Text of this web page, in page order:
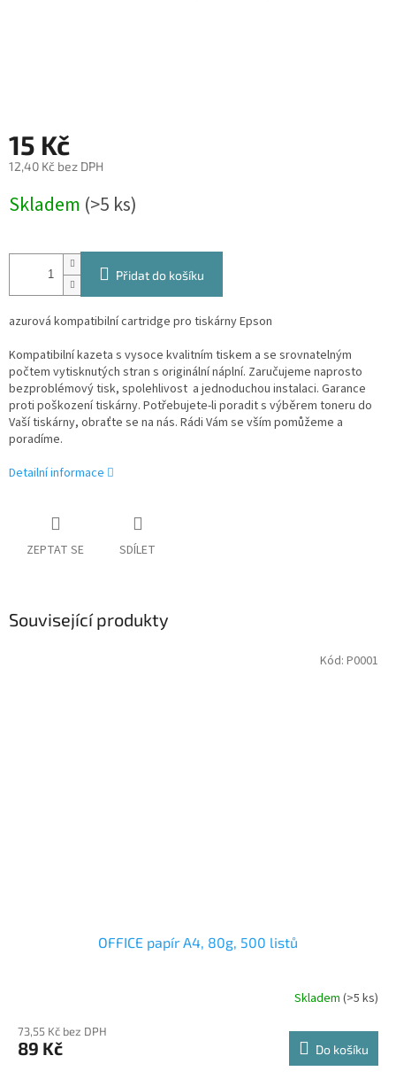
15 Kč
12,40 Kč bez DPH
cena:
Skladem (>5 ks)
Přidat do košíku
azurová kompatibilní cartridge pro tiskárny Epson
Kompatibilní kazeta s vysoce kvalitním tiskem a se srovnatelným
počtem vytisknutých stran s originální náplní. Zaručujeme naprosto
bezproblémový tisk, spolehlivost a jednoduchou instalaci. Garance
proti poškození tiskárny. Potřebujete-li poradit s výběrem toneru do
Vaší tiskárny, obraťte se na nás. Rádi Vám se vším pomůžeme a
poradíme.
Detailní informace
ZEPTAT SE SDÍLET
Související produkty
OFFICE papír A4, 80g, 500 listů
Skladem (>5 ks)
73,55 Kč bez DPH
89 Kč Do košíku
Kód: P0001